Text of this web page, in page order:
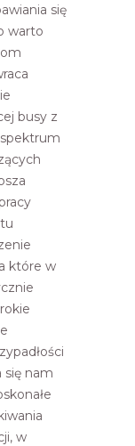
się
warto
busy z
które w
się nam
w